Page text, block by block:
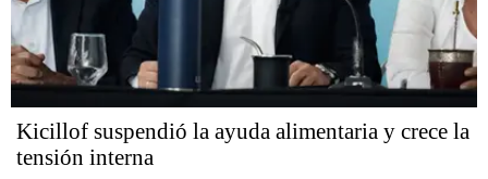
Kicillof suspendió la ayuda alimentaria y crece la
tensión interna